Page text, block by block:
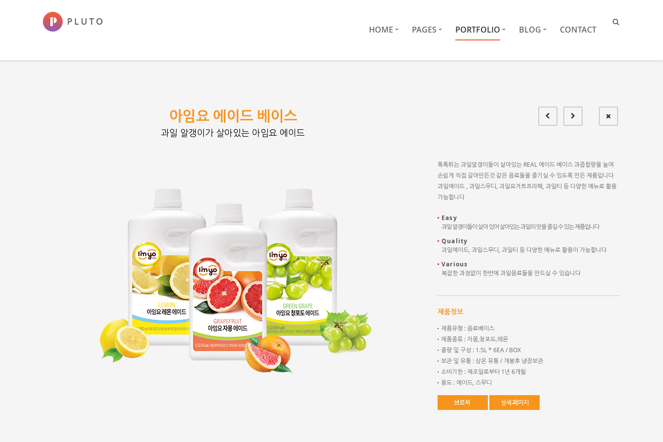
HOME PAGES PORTFOLIO BLOG CONTACT
아임요 에이드 베이스
과일 알갱이가 살아있는 아임요 에이드
톡톡튀는 과일알갱이들이 살아있는 REAL 에이드 베이스 과즙함량을 높여
손쉽게 직접 갈아만든것 같은 음료들을 즐기실 수 있도록 만든 제품입니다
과일에이드 , 과일스무디, 과일요거트프라페, 과일티 등 다양한 메뉴로 활용
가능합니다
Easy
과일 알갱이들이 살아 있어 살아있는 과일의 맛을 즐길 수 있는 제품입니다
Quality
과일에이드, 과일스무디, 과일티 등 다양한 메뉴로 활용이 가능합니다
Various
복잡한 과정없이 한번에 과일음료들을 만드실 수 있습니다
제품정보
제품유형 : 음료베이스
제품종류 : 자몽,청포도,레몬
중량 및 구성 : 1.5L * 6EA / BOX
보관 및 유통 : 상온 유통 / 개봉후 냉장보관
소비기한 : 제조일로부터 1년 6개월
용도 : 에이드, 스무디